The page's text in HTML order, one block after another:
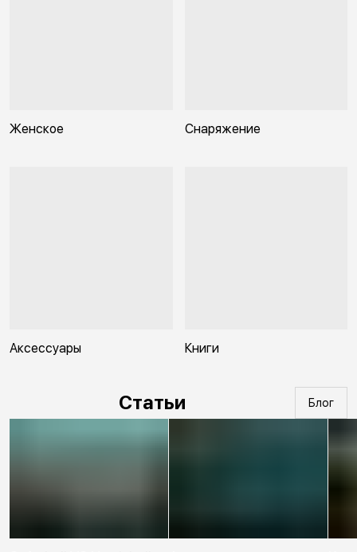
Женское Снаряжение
Аксессуары Книги
Статьи Блог